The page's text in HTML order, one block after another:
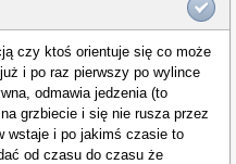
czy ktoś orientuje się co może
i po raz pierwszy po wylince
odmawia jedzenia (to
grzbiecie i się nie rusza przez
wstaje i po jakimś czasie to
od czasu do czasu że